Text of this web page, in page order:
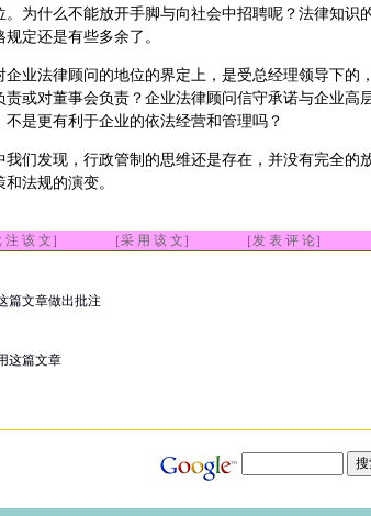
。为什么不能放开手脚与向社会中招聘呢？法律知识
定还是有些多余了。
企业法律顾问的地位的界定上，是受总经理领导下的
责或对董事会负责？企业法律顾问信守承诺与企业高
不是更有利于企业的依法经营和管理吗？
我们发现，行政管制的思维还是存在，并没有完全的
法规的演变。
注 该 文 ］ ［采 用 该 文 ］ ［发 表 评 论］
篇文章做出批注
这篇文章